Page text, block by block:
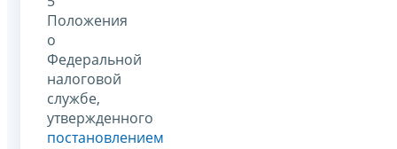
Положения
о
Федеральной
налоговой
службе,
утвержденного
постановлением